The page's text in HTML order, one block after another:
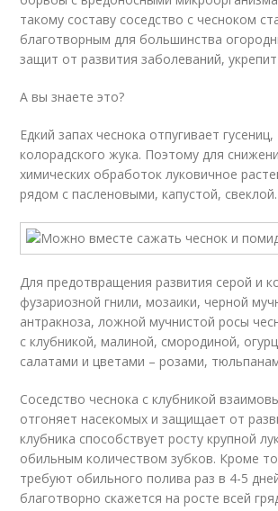
такому составу соседство с чесноком
благотворным для большинства
защит от развития заболеваний,
А вы знаете это?
Едкий запах чеснока отпугивает
колорадского жука. Поэтому для
химических обработок луковичное
рядом с пасленовыми, капустой, свеклой.
Для предотвращения развития серой и
фузариозной гнили, мозаики, черной
антракноза, ложной мучнистой росы
с клубникой, малиной, смородиной,
салатами и цветами – розами,
Соседство чеснока с клубникой
отгоняет насекомых и защищает от
клубника способствует росту крупной
обильным количеством зубков. Кроме
требуют обильного полива раз в 4-5
благотворно скажется на росте всей